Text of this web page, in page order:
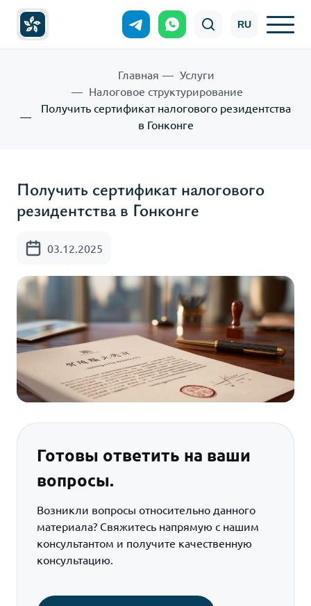
RU
Главная
Услуги
Налоговое структурирование
Получить сертификат налогового резидентства
в Гонконге
Получить сертификат налогового
резидентства в Гонконге
03.12.2025
Готовы ответить на ваши
вопросы.
Возникли вопросы относительно данного
материала? Свяжитесь напрямую с нашим
консультантом и получите качественную
консультацию.